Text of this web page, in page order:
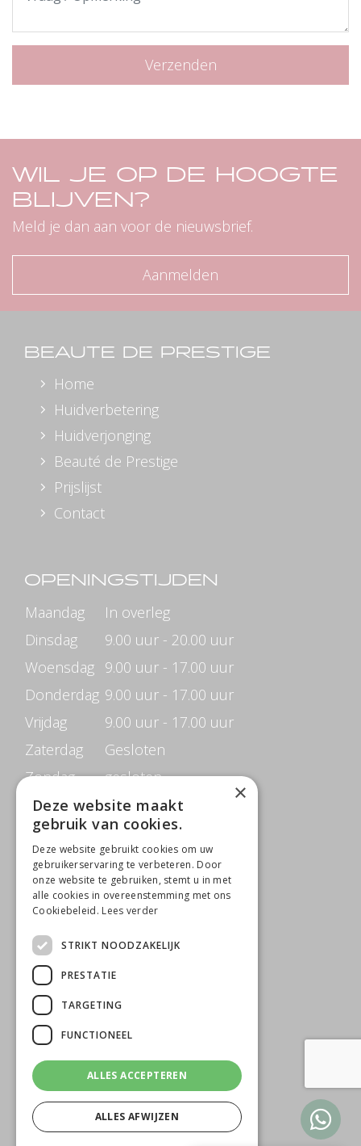
Verzenden
WIL JE OP DE HOOGTE
BLIJVEN?
Meld je dan aan voor de nieuwsbrief.
Aanmelden
BEAUTE DE PRESTIGE
Home
Huidverbetering
Huidverjonging
Beauté de Prestige
Prijslijst
Contact
OPENINGSTIJDEN
Maandag
In overleg
Dinsdag
9.00 uur - 20.00 uur
Woensdag 9.00 uur - 17.00 uur
Donderdag 9.00 uur - 17.00 uur
Vrijdag
9.00 uur - 17.00 uur
Zaterdag
Gesloten
Zondag
gesloten
CONTACTGEGEVENS
Beauté de Prestige
Jacob Merlostraat 6B
5961 AB Horst
0642818650
Minfo@beautedeprestige.nl
© 2026
×
Deze website maakt
gebruik van cookies.
Deze website gebruikt cookies om uw
gebruikerservaring te verbeteren. Door
onze website te gebruiken, stemt u in met
alle cookies in overeenstemming met ons
Cookiebeleid. Lees verder
STRIKT NOODZAKELIJK
PRESTATIE
TARGETING
FUNCTIONEEL
ALLES ACCEPTEREN
ALLES AFWIJZEN